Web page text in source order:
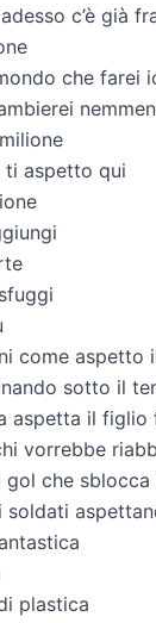
c’è già
che farei
ti aspetto qui
come aspetto
sotto il
aspetta il figlio
vorrebbe
che
soldati
plastica